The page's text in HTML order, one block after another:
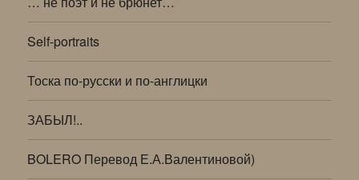
Self-portraits
Тоска по-русски и по-англицки
ЗАБЫЛ!..
BOLERO Перевод Е.А.Валентиновой)